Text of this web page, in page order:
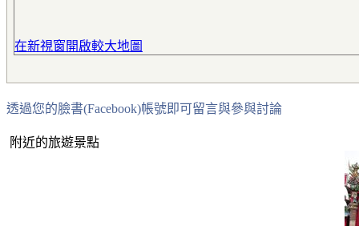
在新視窗開啟較大地圖
透過您的臉書(Facebook)帳號即可留言與參與討論
附近的旅遊景點